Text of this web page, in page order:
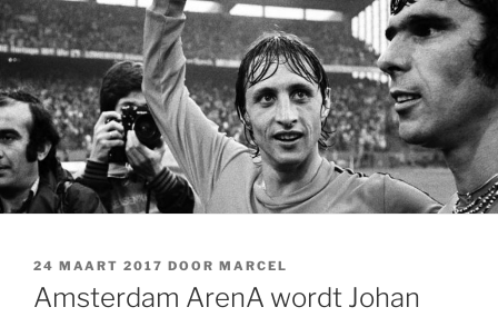
GEPLAATST
OP
24 MAART 2017 DOOR MARCEL
Amsterdam ArenA wordt Johan